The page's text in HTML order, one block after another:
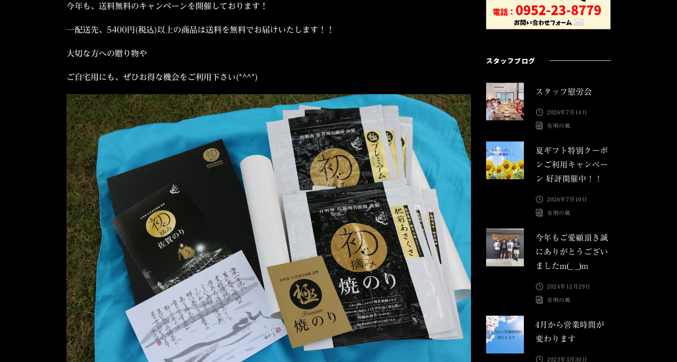
今年も、送料無料のキャンペーンを開催しております！
一配送先、5400円(税込)以上の商品は送料を無料でお届けいたします！！
大切な方への贈り物や
ご自宅用にも、ぜひお得な機会をご利用下さい(*^^*)
スタッフブログ
スタッフ慰労会
2026年7月14日
有明の風
夏ギフト特別クーポ
ンご利用キャンペー
ン 好評開催中！！
2026年7月10日
有明の風
今年もご愛顧頂き誠
にありがとうござい
ましたm(_ _)m
2024年12月29日
有明の風
4月から営業時間が
変わります
2023年3月30日